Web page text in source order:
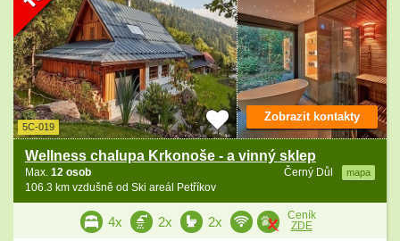
5C-019
Wellness chalupa Krkonoše - a vinný sklep
Černý Důl mapa
Max. 12 osob
106.3 km vzdušně od Ski areál Petříkov
Zobrazit kontakty
4x 2x 2x
Ceník
ZDE